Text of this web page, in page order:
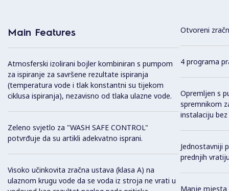
Main Features
Atmosferski izolirani bojler kombiniran s pumpom
za ispiranje za savršene rezultate ispiranja
(temperatura vode i tlak konstantni su tijekom
ciklusa ispiranja), nezavisno od tlaka ulazne vode.
Zeleno svjetlo za "WASH SAFE CONTROL"
potvrđuje da su artikli adekvatno isprani.
Visoko učinkovita zračna ustava (klasa A) na
ulaznom krugu vode da se voda iz stroja ne vrati u
Otvoreni
4 programa
Opremljen s
spremnikom
instalaciju
Jednostavniji
prednjih
Manje mjesta